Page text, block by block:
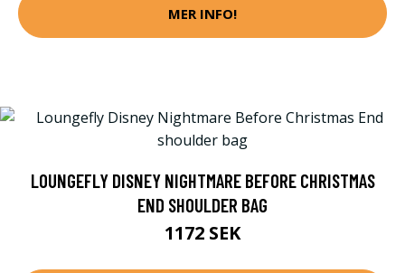
MER INFO!
LOUNGEFLY DISNEY NIGHTMARE BEFORE CHRISTMAS
END SHOULDER BAG
1172 SEK